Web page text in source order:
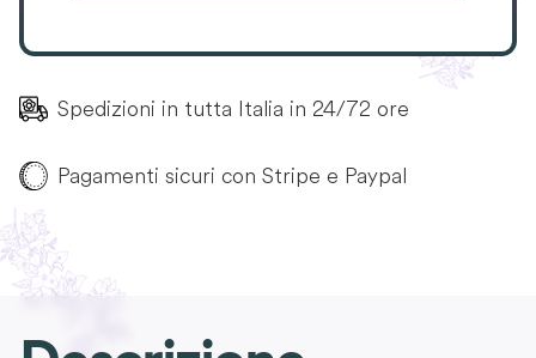
Spedizioni in tutta Italia in 24/72 ore
Pagamenti sicuri con Stripe e Paypal